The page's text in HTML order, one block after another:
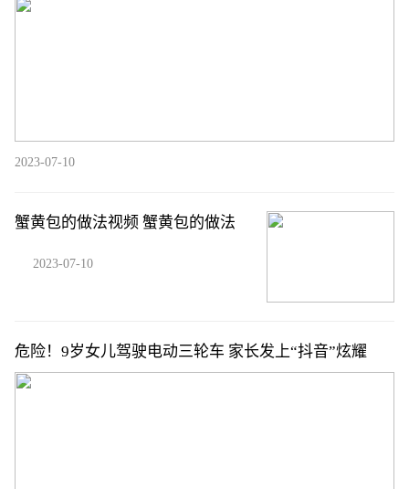
2023-07-10
蟹黄包的做法视频 蟹黄包的做法
2023-07-10
危险！9岁女儿驾驶电动三轮车 家长发上“抖音”炫耀